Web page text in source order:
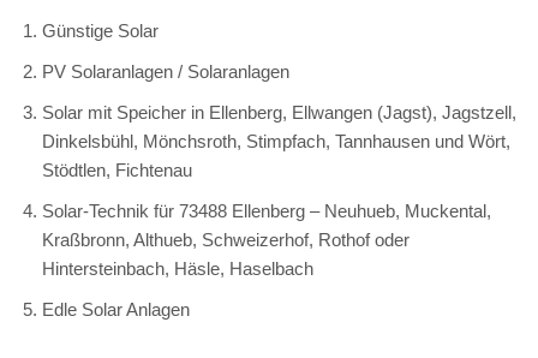
Günstige Solar
PV Solaranlagen / Solaranlagen
Solar mit Speicher in Ellenberg, Ellwangen (Jagst), Jagstzell,
Dinkelsbühl, Mönchsroth, Stimpfach, Tannhausen und Wört,
Stödtlen, Fichtenau
Solar-Technik für 73488 Ellenberg – Neuhueb, Muckental,
Kraßbronn, Althueb, Schweizerhof, Rothof oder
Hintersteinbach, Häsle, Haselbach
Edle Solar Anlagen